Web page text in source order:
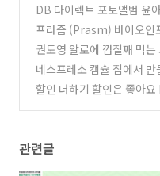
DB 다이렉트 포토앨범 윤
럽 여행 가자
(1)
프라즘 (Prasm) 바이오인
코인 상장 (1)
권도영 알로에 껍질째 먹
즙 주스 먹자 (0)
네스프레소 캡슐 집에서
스 캡슐도 탐나 (0)
할인 더하기 할인은 좋아
관련글